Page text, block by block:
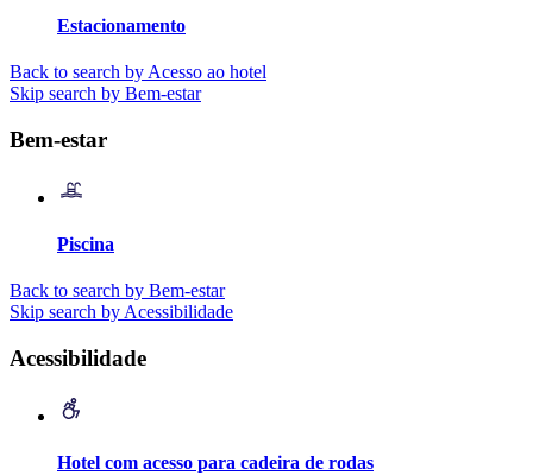
Estacionamento
Back to search by Acesso ao hotel
Skip search by Bem-estar
Bem-estar
Piscina
Back to search by Bem-estar
Skip search by Acessibilidade
Acessibilidade
Hotel com acesso para cadeira de rodas